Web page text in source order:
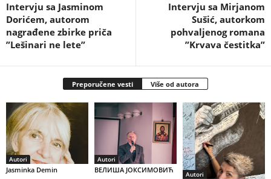
Intervju sa Jasminom
Dorićem, autorom
nagrađene zbirke priča
”Lešinari ne lete”
Intervju sa Mirjanom
Sušić, autorkom
pohvaljenog romana
”Krvava čestitka”
Preporučene vesti Više od autora
Autori
Jasminka Demin
Autori
ВЕЛИША ЈОКСИМОВИЋ Autori